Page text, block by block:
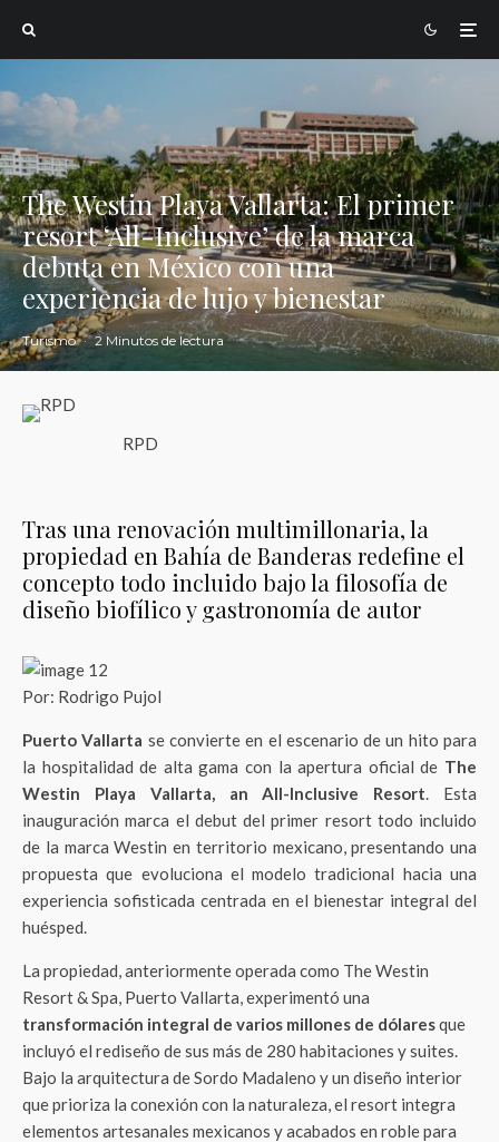
The Westin Playa Vallarta: El primer
resort ‘All-Inclusive’ de la marca
debuta en México con una
experiencia de lujo y bienestar
Turismo · 2 Minutos de lectura
RPD
Tras una renovación multimillonaria, la
propiedad en Bahía de Banderas redefine el
concepto todo incluido bajo la filosofía de
diseño biofílico y gastronomía de autor
Por: Rodrigo Pujol
Puerto Vallarta se convierte en el escenario de un hito para
la hospitalidad de alta gama con la apertura oficial de The
Westin Playa Vallarta, an All-Inclusive Resort. Esta
inauguración marca el debut del primer resort todo incluido
de la marca Westin en territorio mexicano, presentando una
propuesta que evoluciona el modelo tradicional hacia una
experiencia sofisticada centrada en el bienestar integral del
huésped.
La propiedad, anteriormente operada como The Westin
Resort & Spa, Puerto Vallarta, experimentó una
transformación integral de varios millones de dólaresque
incluyó el rediseño de sus más de 280 habitaciones y suites.
Bajo la arquitectura de Sordo Madaleno y un diseño interior
que prioriza la conexión con la naturaleza, el resort integra
elementos artesanales mexicanos y acabados en roble para